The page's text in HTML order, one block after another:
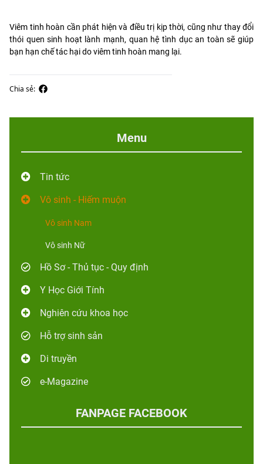
Viêm tinh hoàn cần phát hiện và điều trị kịp thời, cũng như thay đổi
thói quen sinh hoạt lành mạnh, quan hệ tình dục an toàn sẽ giúp
bạn hạn chế tác hại do viêm tinh hoàn mang lại.
Chia sẻ:
Menu
Tin tức
Vô sinh - Hiếm muộn
Vô sinh Nam
Vô sinh Nữ
Hồ Sơ - Thủ tục - Quy định
Y Học Giới Tính
Nghiên cứu khoa học
Hỗ trợ sinh sản
Di truyền
e-Magazine
FANPAGE FACEBOOK